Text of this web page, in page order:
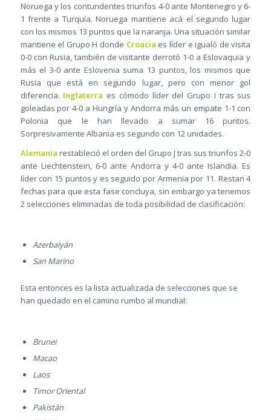
Noruega y los contundentes triunfos 4-0 ante Montenegro y 6-
1 frente a Turquía. Noruega mantiene acá el segundo lugar
con los mismos 13 puntos que la naranja. Una situación similar
mantiene el Grupo H donde Croacia es líder e igualó de visita
0-0 con Rusia, también de visitante derrotó 1-0 a Eslovaquia y
más el 3-0 ante Eslovenia suma 13 puntos, los mismos que
Rusia que está en segundo lugar, pero con menor gol
diferencia. Inglaterra es cómodo líder del Grupo I tras sus
goleadas por 4-0 a Hungría y Andorra más un empate 1-1 con
Polonia que le han llevado a sumar 16 puntos.
Sorpresivamente Albania es segundo con 12 unidades.
Alemania restableció el orden del Grupo J tras sus triunfos 2-0
ante Liechtenstein, 6-0 ante Andorra y 4-0 ante Islandia. Es
líder con 15 puntos y es seguido por Armenia por 11. Restan 4
fechas para que esta fase concluya, sin embargo ya tenemos
2 selecciones eliminadas de toda posibilidad de clasificación:
Azerbaiyán
San Marino
Esta entonces es la lista actualizada de selecciones que se
han quedado en el camino rumbo al mundial:
Brunei
Macao
Laos
Timor Oriental
Pakistán